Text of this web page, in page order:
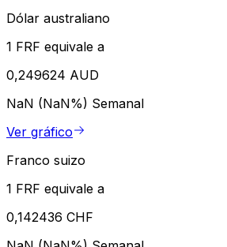
Dólar australiano
1 FRF equivale a
0,249624 AUD
NaN (NaN%) Semanal
Ver gráfico
Franco suizo
1 FRF equivale a
0,142436 CHF